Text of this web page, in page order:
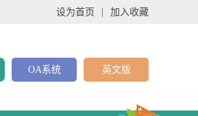
设为首页 加入收藏
OA系统 英文版